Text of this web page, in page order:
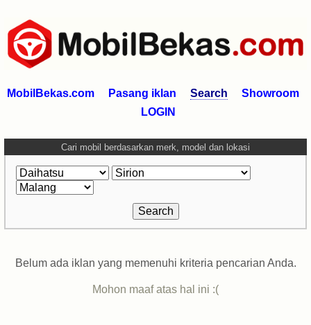
MobilBekas.com Pasang iklan Search
Showroom
LOGIN
Cari mobil berdasarkan merk, model dan lokasi
Belum ada iklan yang memenuhi kriteria pencarian Anda.
Mohon maaf atas hal ini :(